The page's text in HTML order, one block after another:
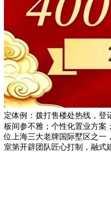
定体例：拨打售楼处热线，登
板间参不雅；个性化置业方案
位上海三大老牌国际墅区之一
室第开辟团队匠心打制，融式